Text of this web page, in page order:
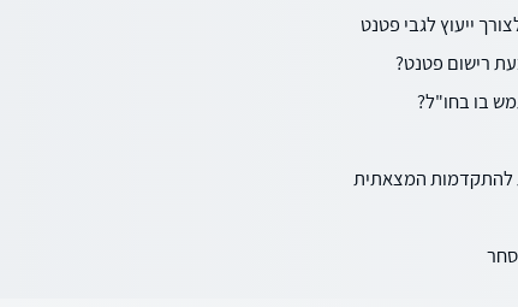
ייעוץ לגבי פטנט
רישום פטנט?
בו בחו"ל?
להתקדמות המצאתית